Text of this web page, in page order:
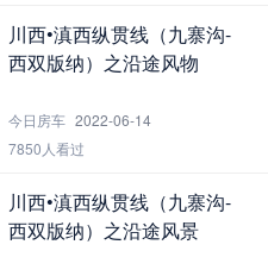
川西•滇西纵贯线（九寨沟-
西双版纳）之沿途风物
今日房车 2022-06-14
7850人看过
川西•滇西纵贯线（九寨沟-
西双版纳）之沿途风景